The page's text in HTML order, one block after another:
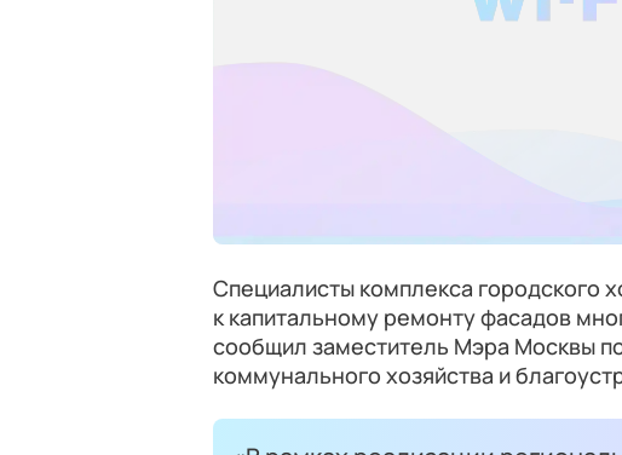
Специалисты комплекса городского
к капитальному ремонту фасадов
сообщил заместитель Мэра Москвы
коммунального хозяйства и